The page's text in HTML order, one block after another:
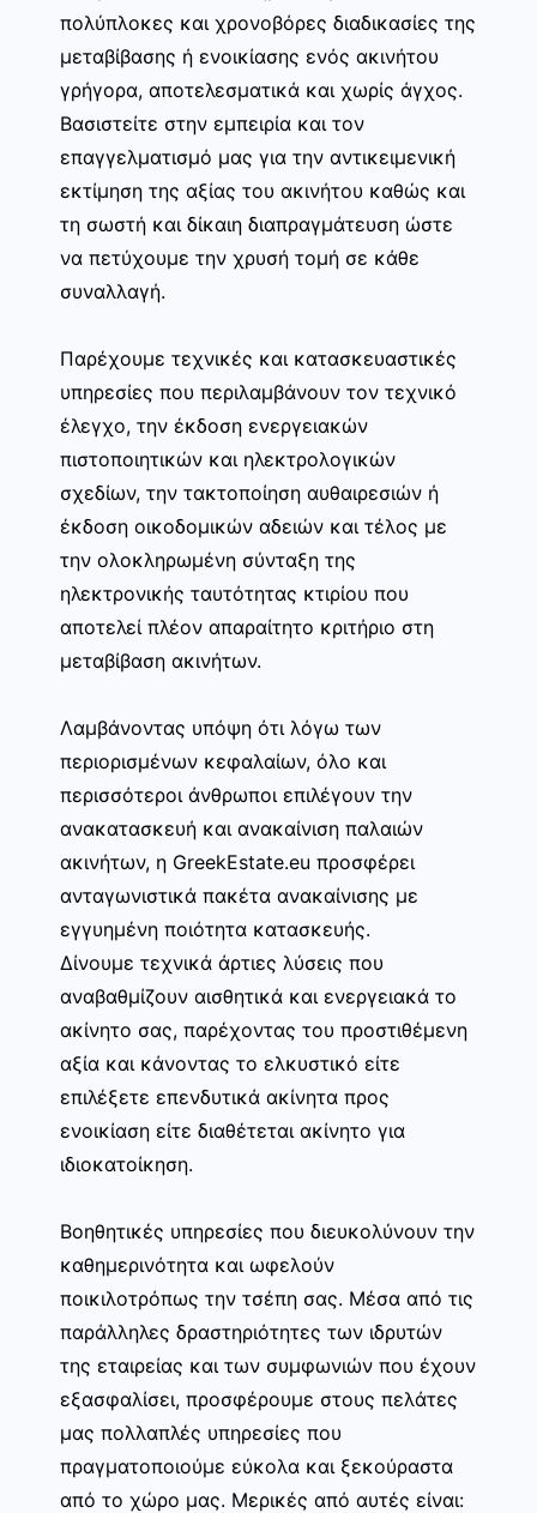
πολύπλοκες και χρονοβόρες διαδικασίες της
μεταβίβασης ή ενοικίασης ενός ακινήτου
γρήγορα, αποτελεσματικά και χωρίς άγχος.
Βασιστείτε στην εμπειρία και τον
επαγγελματισμό μας για την αντικειμενική
εκτίμηση της αξίας του ακινήτου καθώς και
τη σωστή και δίκαιη διαπραγμάτευση ώστε
να πετύχουμε την χρυσή τομή σε κάθε
συναλλαγή.
Παρέχουμε τεχνικές και κατασκευαστικές
υπηρεσίες που περιλαμβάνουν τον τεχνικό
έλεγχο, την έκδοση ενεργειακών
πιστοποιητικών και ηλεκτρολογικών
σχεδίων, την τακτοποίηση αυθαιρεσιών ή
έκδοση οικοδομικών αδειών και τέλος με
την ολοκληρωμένη σύνταξη της
ηλεκτρονικής ταυτότητας κτιρίου που
αποτελεί πλέον απαραίτητο κριτήριο στη
μεταβίβαση ακινήτων.
Λαμβάνοντας υπόψη ότι λόγω των
περιορισμένων κεφαλαίων, όλο και
περισσότεροι άνθρωποι επιλέγουν την
ανακατασκευή και ανακαίνιση παλαιών
ακινήτων, η GreekEstate.eu προσφέρει
ανταγωνιστικά πακέτα ανακαίνισης με
εγγυημένη ποιότητα κατασκευής.
Δίνουμε τεχνικά άρτιες λύσεις που
αναβαθμίζουν αισθητικά και ενεργειακά το
ακίνητο σας, παρέχοντας του προστιθέμενη
αξία και κάνοντας το ελκυστικό είτε
επιλέξετε επενδυτικά ακίνητα προς
ενοικίαση είτε διαθέτεται ακίνητο για
ιδιοκατοίκηση.
Βοηθητικές υπηρεσίες που διευκολύνουν την
καθημερινότητα και ωφελούν
ποικιλοτρόπως την τσέπη σας. Μέσα από τις
παράλληλες δραστηριότητες των ιδρυτών
της εταιρείας και των συμφωνιών που έχουν
εξασφαλίσει, προσφέρουμε στους πελάτες
μας πολλαπλές υπηρεσίες που
πραγματοποιούμε εύκολα και ξεκούραστα
από το χώρο μας. Μερικές από αυτές είναι: